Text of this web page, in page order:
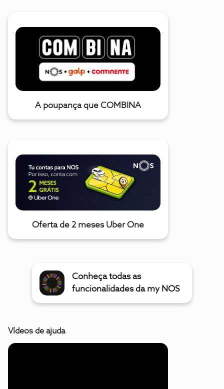
A poupança que COMBINA
Oferta de 2 meses Uber One
Conheça todas as
funcionalidades da my NOS
Vídeos de ajuda